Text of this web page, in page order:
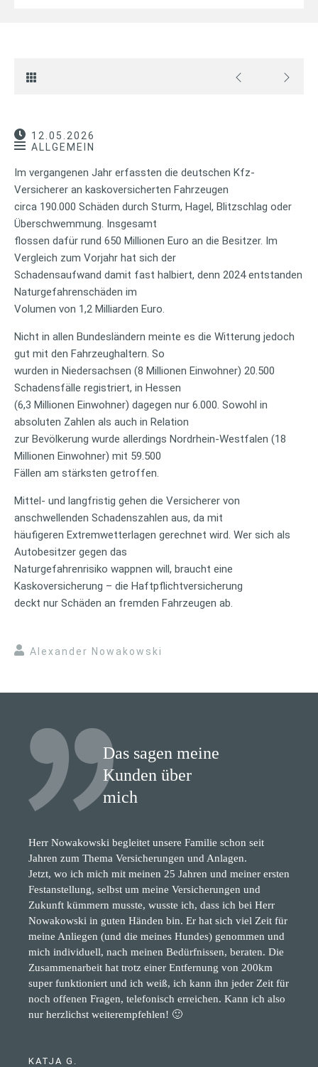
12.05.2026
ALLGEMEIN
Im vergangenen Jahr erfassten die deutschen Kfz-
Versicherer an kaskoversicherten Fahrzeugen
circa 190.000 Schäden durch Sturm, Hagel, Blitzschlag oder
Überschwemmung. Insgesamt
flossen dafür rund 650 Millionen Euro an die Besitzer. Im
Vergleich zum Vorjahr hat sich der
Schadensaufwand damit fast halbiert, denn 2024 entstanden
Naturgefahrenschäden im
Volumen von 1,2 Milliarden Euro.
Nicht in allen Bundesländern meinte es die Witterung jedoch
gut mit den Fahrzeughaltern. So
wurden in Niedersachsen (8 Millionen Einwohner) 20.500
Schadensfälle registriert, in Hessen
(6,3 Millionen Einwohner) dagegen nur 6.000. Sowohl in
absoluten Zahlen als auch in Relation
zur Bevölkerung wurde allerdings Nordrhein-Westfalen (18
Millionen Einwohner) mit 59.500
Fällen am stärksten getroffen.
Mittel- und langfristig gehen die Versicherer von
anschwellenden Schadenszahlen aus, da mit
häufigeren Extremwetterlagen gerechnet wird. Wer sich als
Autobesitzer gegen das
Naturgefahrenrisiko wappnen will, braucht eine
Kaskoversicherung – die Haftpflichtversicherung
deckt nur Schäden an fremden Fahrzeugen ab.
Alexander Nowakowski
Das sagen meine
Kunden über
mich
Herr Nowakowski begleitet unsere Familie schon seit
Jahren zum Thema Versicherungen und Anlagen.
Jetzt, wo ich mich mit meinen 25 Jahren und meiner ersten
Festanstellung, selbst um meine Versicherungen und
Zukunft kümmern musste, wusste ich, dass ich bei Herr
Nowakowski in guten Händen bin. Er hat sich viel Zeit für
meine Anliegen (und die meines Hundes) genommen und
mich individuell, nach meinen Bedürfnissen, beraten. Die
Zusammenarbeit hat trotz einer Entfernung von 200km
super funktioniert und ich weiß, ich kann ihn jeder Zeit für
noch offenen Fragen, telefonisch erreichen. Kann ich also
nur herzlichst weiterempfehlen! 🙂
KATJA G.